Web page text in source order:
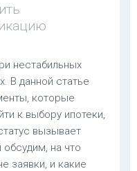
нестабильных
В данной статье
которые
к выбору ипотеки,
вызывает
на что
заявки, и какие